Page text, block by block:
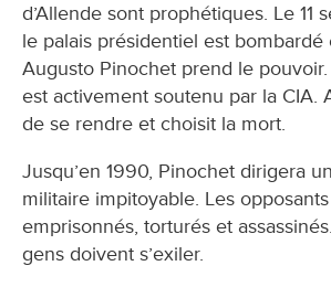
d’Allende sont prophétiques. Le 11
le palais présidentiel est bombardé
Augusto Pinochet prend le pouvoir.
est activement soutenu par la CIA.
de se rendre et choisit la mort.
Jusqu’en 1990, Pinochet dirigera
militaire impitoyable. Les
emprisonnés, torturés et
gens doivent s’exiler.